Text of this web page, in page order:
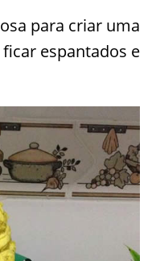
para criar uma
espantados e